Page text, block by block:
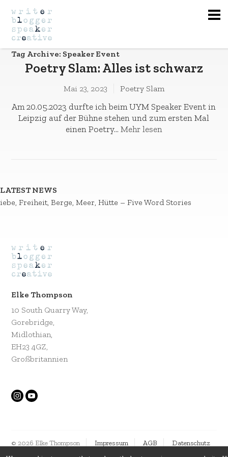
Tag Archive: Speaker Event
Poetry Slam: Alles ist schwarz
Mai 23, 2023 Poetry Slam
Am 20.05.2023 durfte ich beim UYM Speaker Event in
Leipzig auf der Bühne stehen und zum ersten Mal
einen Poetry... Mehr lesen
LATEST NEWS
Freiheit, Berge, Meer, Hütte – Five Word Stories
Elke Thompson
10 South Quarry Way,
Gorebridge,
Midlothian,
EH23 4GZ,
Großbritannien
© 2026 Elke Thompson Impressum AGB
Datenschutz